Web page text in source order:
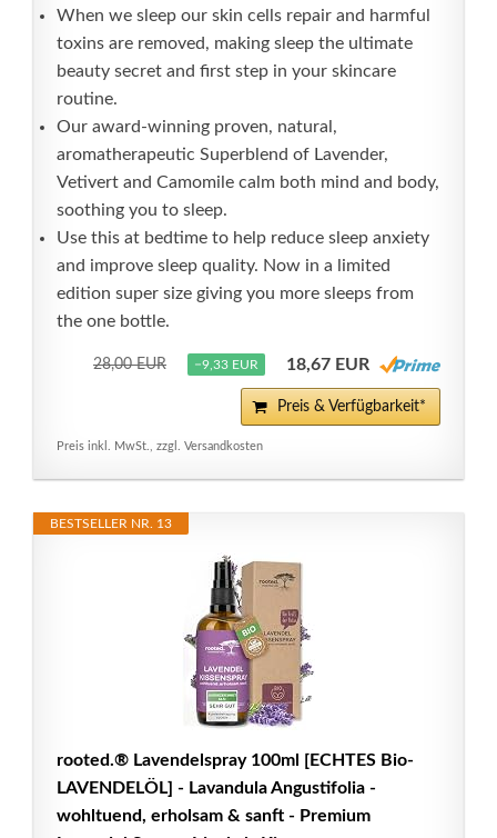
When we sleep our skin cells repair and harmful
toxins are removed, making sleep the ultimate
beauty secret and first step in your skincare
routine.
Our award-winning proven, natural,
aromatherapeutic Superblend of Lavender,
Vetivert and Camomile calm both mind and body,
soothing you to sleep.
Use this at bedtime to help reduce sleep anxiety
and improve sleep quality. Now in a limited
edition super size giving you more sleeps from
the one bottle.
28,00 EUR −9,33 EUR 18,67 EUR
Preis & Verfügbarkeit*
Preis inkl. MwSt., zzgl. Versandkosten
BESTSELLER NR. 13
rooted.® Lavendelspray 100ml [ECHTES Bio-
LAVENDELÖL] - Lavandula Angustifolia -
wohltuend, erholsam & sanft - Premium